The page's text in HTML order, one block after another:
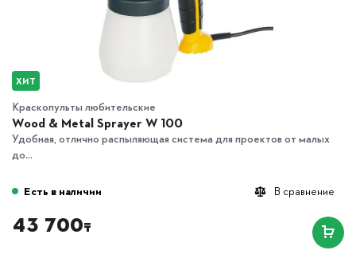
ХИТ
Краскопульты любительские
Wood & Metal Sprayer W 100
Удобная, отлично распыляющая система для проектов от малых
до...
В сравнение
Есть в наличии
43 700₸